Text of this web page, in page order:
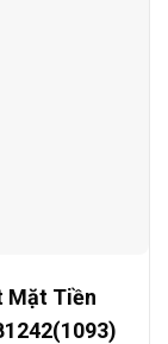
Mặt Tiền